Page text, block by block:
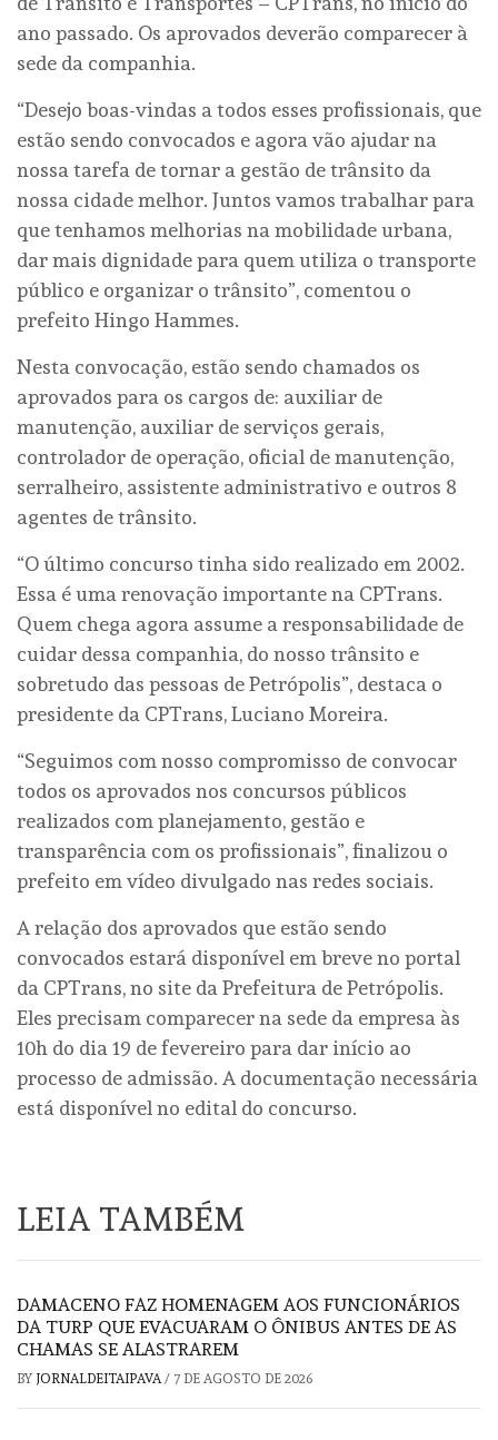
ano passado. Os aprovados deverão comparecer à
sede da companhia.
“Desejo boas-vindas a todos esses profissionais, que
estão sendo convocados e agora vão ajudar na
nossa tarefa de tornar a gestão de trânsito da
nossa cidade melhor. Juntos vamos trabalhar para
que tenhamos melhorias na mobilidade urbana,
dar mais dignidade para quem utiliza o transporte
público e organizar o trânsito”, comentou o
prefeito Hingo Hammes.
Nesta convocação, estão sendo chamados os
aprovados para os cargos de: auxiliar de
manutenção, auxiliar de serviços gerais,
controlador de operação, oficial de manutenção,
serralheiro, assistente administrativo e outros 8
agentes de trânsito.
“O último concurso tinha sido realizado em 2002.
Essa é uma renovação importante na CPTrans.
Quem chega agora assume a responsabilidade de
cuidar dessa companhia, do nosso trânsito e
sobretudo das pessoas de Petrópolis”, destaca o
presidente da CPTrans, Luciano Moreira.
“Seguimos com nosso compromisso de convocar
todos os aprovados nos concursos públicos
realizados com planejamento, gestão e
transparência com os profissionais”, finalizou o
prefeito em vídeo divulgado nas redes sociais.
A relação dos aprovados que estão sendo
convocados estará disponível em breve no portal
da CPTrans, no site da Prefeitura de Petrópolis.
Eles precisam comparecer na sede da empresa às
10h do dia 19 de fevereiro para dar início ao
processo de admissão. A documentação necessária
está disponível no edital do concurso.
LEIA TAMBÉM
DAMACENO FAZ HOMENAGEM AOS FUNCIONÁRIOS
DA TURP QUE EVACUARAM O ÔNIBUS ANTES DE AS
CHAMAS SE ALASTRAREM
BY JORNALDEITAIPAVA/ 7 DE AGOSTO DE 2026